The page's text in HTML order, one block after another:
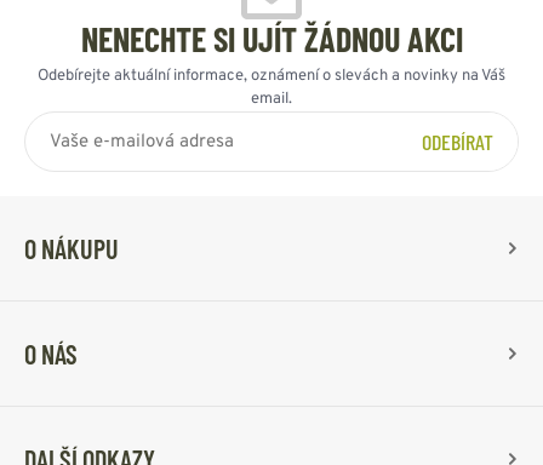
NENECHTE SI UJÍT ŽÁDNOU AKCI
Odebírejte aktuální informace, oznámení o slevách a novinky na Váš
email.
ODEBÍRAT
O NÁKUPU
O NÁS